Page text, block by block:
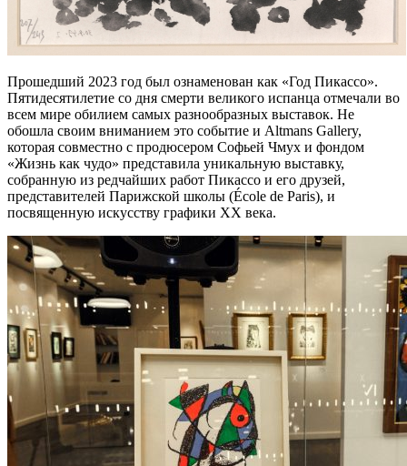
Прошедший 2023 год был ознаменован как «Год Пикассо».
Пятидесятилетие со дня смерти великого испанца отмечали во
всем мире обилием самых разнообразных выставок. Не
обошла своим вниманием это событие и Altmans Gallery,
которая совместно с продюсером Софьей Чмух и фондом
«Жизнь как чудо» представила уникальную выставку,
собранную из редчайших работ Пикассо и его друзей,
представителей Парижской школы (École de Paris), и
посвященную искусству графики ХХ века.